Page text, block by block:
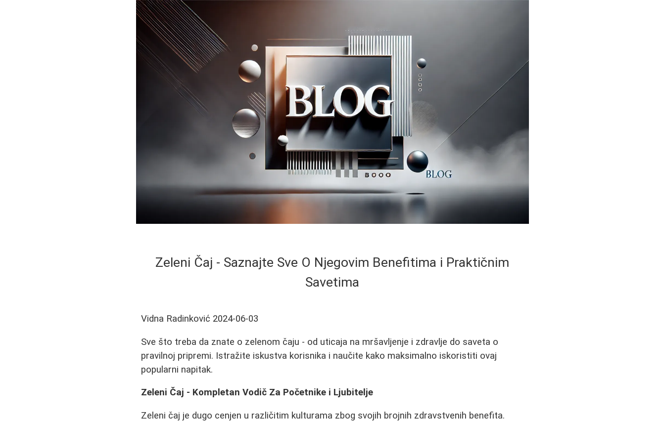
Zeleni Čaj - Saznajte Sve O Njegovim Benefitima i Praktičnim
Savetima
Vidna Radinković 2024-06-03
Sve što treba da znate o zelenom čaju - od uticaja na mršavljenje i zdravlje do saveta o
pravilnoj pripremi. Istražite iskustva korisnika i naučite kako maksimalno iskoristiti ovaj
popularni napitak.
Zeleni Čaj - Kompletan Vodič Za Početnike i Ljubitelje
Zeleni čaj je dugo cenjen u različitim kulturama zbog svojih brojnih zdravstvenih benefita.